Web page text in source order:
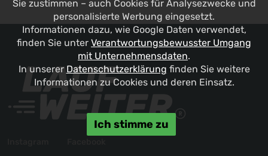
Sie zustimmen – auch Cookies für Analysezwecke und
personalisierte Werbung eingesetzt.
Informationen dazu, wie Google Daten verwendet,
finden Sie unter Verantwortungsbewusster Umgang
mit Unternehmensdaten.
In unsererDatenschutzerklärung finden Sie weitere
Informationen zu Cookies und deren Einsatz.
Ich stimme zu